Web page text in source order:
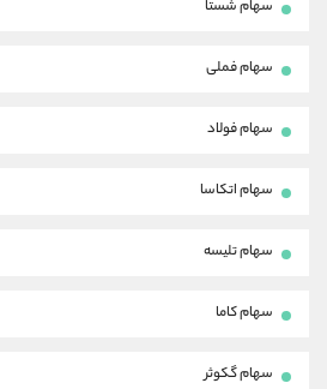
سهام شستا
سهام فملی
سهام فولاد
سهام اتکاسا
سهام تلیسه
سهام کاما
سهام گکوثر